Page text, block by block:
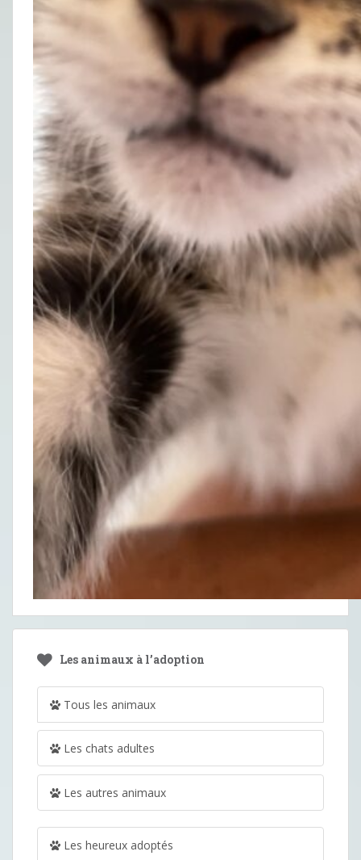
Les animaux à l’adoption
Tous les animaux
Les chats adultes
Les autres animaux
Les heureux adoptés